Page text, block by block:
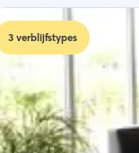
3 verblijfstypes